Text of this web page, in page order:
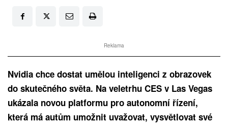
Reklama
Nvidia chce dostat umělou inteligenci z obrazovek
do skutečného světa. Na veletrhu CES v Las Vegas
ukázala novou platformu pro autonomní řízení,
která má autům umožnit uvažovat, vysvětlovat své